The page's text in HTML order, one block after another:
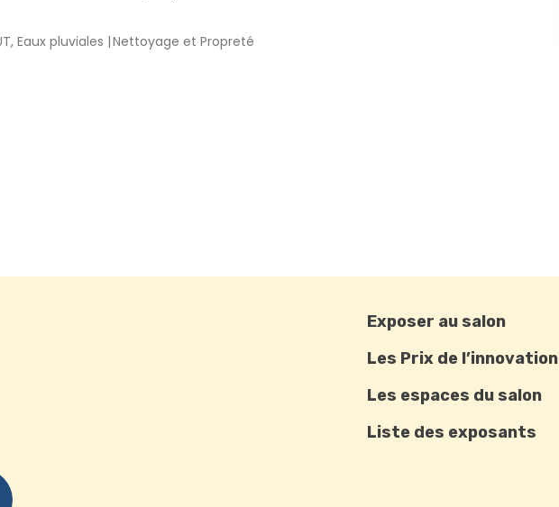
Eaux pluviales Nettoyage et Propreté
Exposer au salon
Les Prix de l’innovation
Les espaces du salon
Liste des exposants